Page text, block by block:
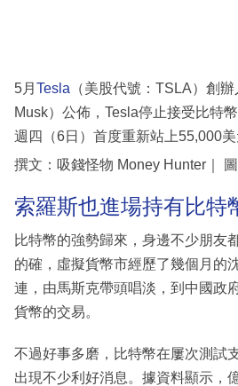
5月 Tesla （美股代號：TSLA）創
Musk）公佈，Tesla停止接受比特
週四（6日）首度重新站上55,000美
撰文：吸錢怪物 Money Hunter｜
索羅斯也進場持有比特
比特幣的強勢歸來，身邊不少朋友
的確，虛擬貨幣市經歷了幾個月的
連，由馬斯克帶頭唱淡，到中國政
貨幣的交易。
不過好事多磨，比特幣在屢次測試
出現不少利好消息。據資料顯示，